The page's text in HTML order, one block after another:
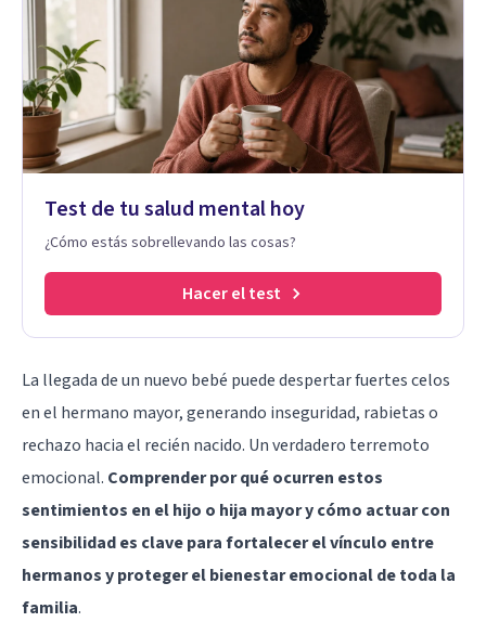
Test de tu salud mental hoy
¿Cómo estás sobrellevando las cosas?
Hacer el test
La llegada de un nuevo bebé puede despertar fuertes celos
en el hermano mayor, generando inseguridad, rabietas o
rechazo hacia el recién nacido. Un verdadero terremoto
emocional. Comprender por qué ocurren estos
sentimientos en el hijo o hija mayor y cómo actuar con
sensibilidad es clave para fortalecer el vínculo entre
hermanos y proteger el bienestar emocional de toda la
familia.